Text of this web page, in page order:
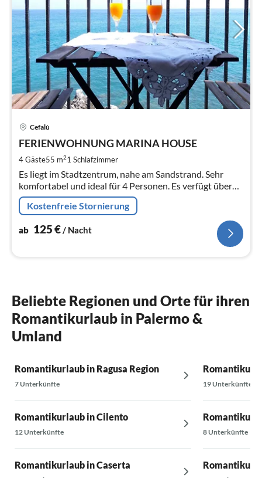
Cefalù
FERIENWOHNUNG MARINA HOUSE
4 Gäste55 m21 Schlafzimmer
Es liegt im Stadtzentrum, nahe am Sandstrand. Sehr
komfortabel und ideal für 4 Personen. Es verfügt über
einen großen Balkon am Meer: Fantastisch für Ihre
romantischen Abende.
Kostenfreie Stornierung
ab 125€/ Nacht
Beliebte Regionen und Orte für ihren
Romantikurlaub in Palermo &
Umland
Romantikurlaub in Ragusa Region
7 Unterkünfte
Romantikurlaub in Cilento
12 Unterkünfte
Romantikurlaub in Caserta
19 Unterkünfte
8 Unterkünfte